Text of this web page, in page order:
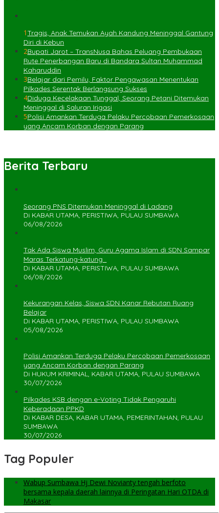
1Tragis, Anak Temukan Ayah Kandung Meninggal Gantung
Diri di Kebun
2Bupati Jarot – TransNusa Bahas Peluang Pembukaan
Rute Penerbangan Baru di Bandara Sultan Muhammad
Kaharuddin
3Belajar dari Pemilu, Faktor Pengawasan Menentukan
Pilkades Serentak Berlangsung Sukses
4Diduga Kecelakaan Tunggal, Seorang Petani Ditemukan
Meninggal di Saluran Irigasi
5Polisi Amankan Terduga Pelaku Percobaan Pemerkosaan
yang Ancam Korban dengan Parang
Berita Terbaru
Seorang PNS Ditemukan Meninggal di Ladang
Di KABAR UTAMA, PERISTIWA, PULAU SUMBAWA
06/08/2026
Tak Ada Siswa Muslim, Guru Agama Islam di SDN Sampar
Maras Terkatung-katung ‎
Di KABAR UTAMA, PERISTIWA, PULAU SUMBAWA
06/08/2026
Kekurangan Kelas, Siswa SDN Kanar Rebutan Ruang
Belajar
Di KABAR UTAMA, PERISTIWA, PULAU SUMBAWA
05/08/2026
Polisi Amankan Terduga Pelaku Percobaan Pemerkosaan
yang Ancam Korban dengan Parang
Di HUKUM KRIMINAL, KABAR UTAMA, PULAU SUMBAWA
30/07/2026
Pilkades KSB dengan e-Voting Tidak Pengaruhi
Keberadaan PPKD
Di KABAR DESA, KABAR UTAMA, PEMERINTAHAN, PULAU
SUMBAWA
30/07/2026
Tag Populer
Wabup Sumbawa Hj Dewi Novianty tengah berfoto
bersama kepala daerah lainnya di Peringatan Hari OTDA di
Makasar